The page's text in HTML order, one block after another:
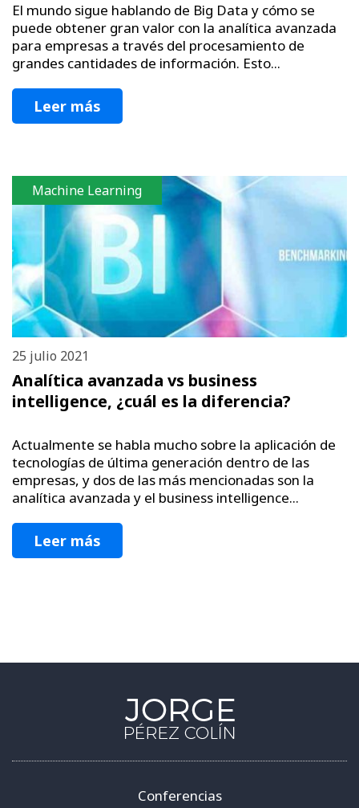
El mundo sigue hablando de Big Data y cómo se
puede obtener gran valor con la analítica avanzada
para empresas a través del procesamiento de
grandes cantidades de información. Esto...
Leer más
Machine Learning
25 julio 2021
Analítica avanzada vs business
intelligence, ¿cuál es la diferencia?
Actualmente se habla mucho sobre la aplicación de
tecnologías de última generación dentro de las
empresas, y dos de las más mencionadas son la
analítica avanzada y el business intelligence...
Leer más
Conferencias